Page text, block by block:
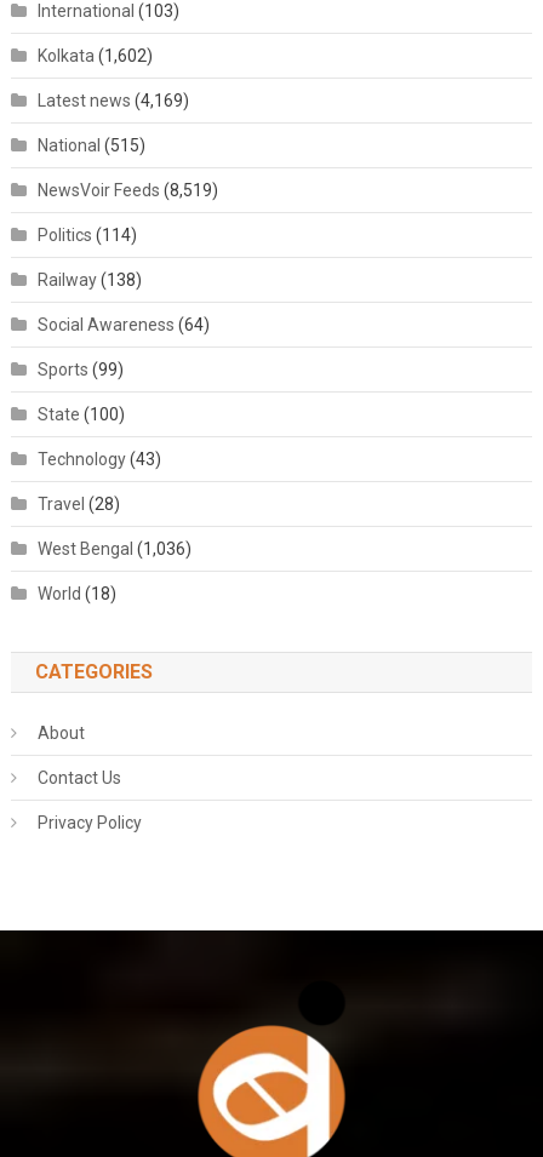
International (103)
Kolkata (1,602)
Latest news (4,169)
National (515)
NewsVoir Feeds (8,519)
Politics (114)
Railway(138)
Social Awareness (64)
Sports (99)
State (100)
Technology(43)
Travel (28)
West Bengal (1,036)
World (18)
CATEGORIES
About
Contact Us
Privacy Policy